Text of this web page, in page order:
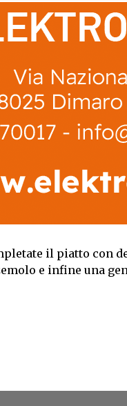
il piatto con
e infine una